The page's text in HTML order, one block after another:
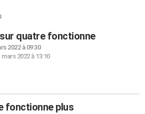
quatre fonctionne
2022 à 09:30
mars 2022 à 13:10
fonctionne plus